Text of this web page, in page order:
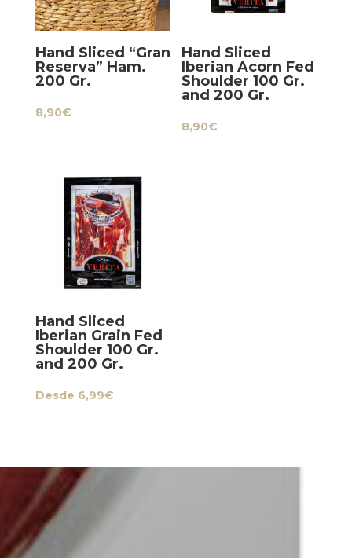
Hand Sliced “Gran
Reserva” Ham.
200 Gr.
8,90€
Hand Sliced
Iberian Acorn Fed
Shoulder 100 Gr.
and 200 Gr.
8,90€
Hand Sliced
Iberian Grain Fed
Shoulder 100 Gr.
and 200 Gr.
Desde 6,99€